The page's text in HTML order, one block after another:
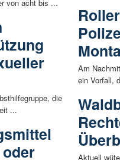
von acht bis ...
die
...
Am
ein Vorfall,
Aktuell